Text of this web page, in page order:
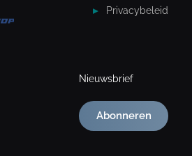
Privacybeleid
Nieuwsbrief
Abonneren